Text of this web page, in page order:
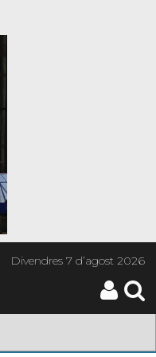
Divendres7 d’agost 2026